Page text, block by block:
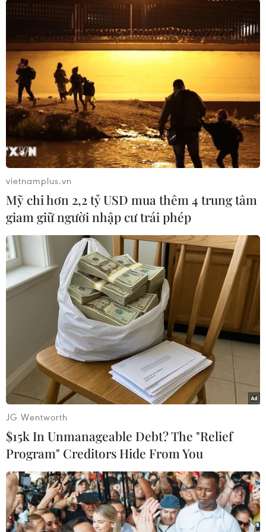
Tính từ 1/2 đến 24/2, số lượng giao dịch chuyển
tiền nhanh liên ngân hàng 24/7 qua NAPAS đã
tăng gấp hơn 2 lần so với cùng kỳ sau Tết Kỷ
Hợi. Số liệu thống kê cho thấy, hệ thống ngân
hàng và NAPAS đã hỗ trợ hiệu quả cho nhu cầu
thanh toán các giao dịch giá trị nhỏ bằng hình
thức thanh toán không dùng tiền mặt cho người
dân trong dịch bệnh COVID-19./.
(Vietnam+)
#NAPAS
#chuyển tiền nhanh liên ngân hàng
#miễn phí
Theo dõi VietnamPlus
vietnamplus.vn
Mỹ chi hơn 2,2 tỷ USD mua thêm 4 trung tâm
giam giữ người nhập cư trái phép
JG Wentworth
$15k In Unmanageable Debt? The "Relief
Program" Creditors Hide From You